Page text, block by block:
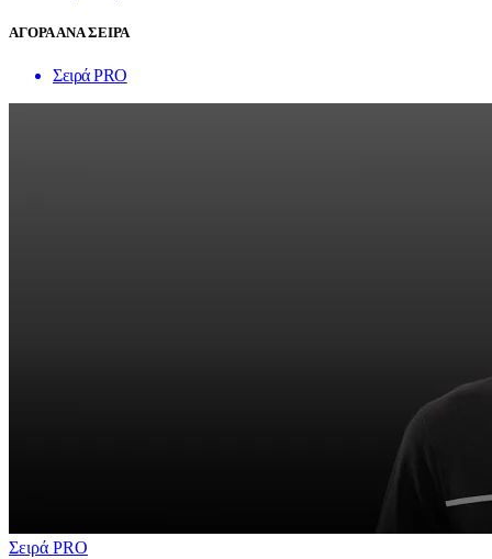
ΑΓΟΡΑ ΑΝΑ ΣΕΙΡΑ
Σειρά PRO
Σειρά PRO